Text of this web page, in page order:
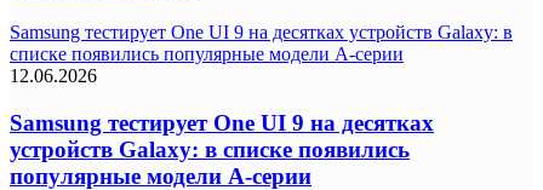
Samsung тестирует One UI 9 на десятках устройств Galaxy: в
списке появились популярные модели A-серии
12.06.2026
Samsung тестирует One UI 9 на десятках
устройств Galaxy: в списке появились
популярные модели A-серии